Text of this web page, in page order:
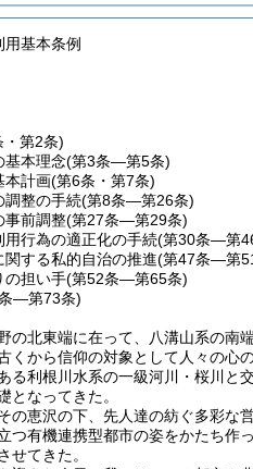
基本条例
・第2条)
基本理念(第3条―第5条)
本計画(第6条・第7条)
調整の手続(第8条―第26条)
事前調整(第27条―第29条)
用行為の適正化の手続(第30条―第
関する私的自治の推進(第47条―第
の担い手(第52条―第65条)
―第73条)
の北東端に在って、八溝山系の南
くから信仰の対象として人々の心
る利根川水系の一級河川・桜川と
となってきた。
の恵沢の下、先人達の紡ぐ多彩な
つ有機連携型都市の姿をかたち作
せてきた。